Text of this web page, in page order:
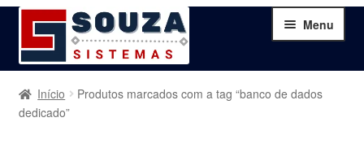
Pular
para
navegação
Pular
para
o
conteúdo
Menu
Home
Início
Produtos marcados com a tag “banco de dados
dedicado”